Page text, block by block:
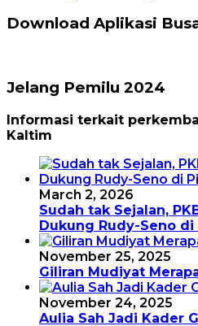
Download Aplikasi
Jelang Pemilu 2024
Informasi terkait
Kaltim
March 2, 2026
Sudah tak Sejalan,
Dukung Rudy-Seno
November 25, 2025
Giliran Mudiyat
November 24, 2025
Aulia Sah Jadi Kader